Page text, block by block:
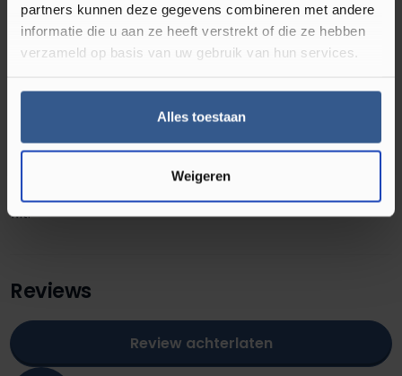
partners kunnen deze gegevens combineren met andere
informatie die u aan ze heeft verstrekt of die ze hebben
verzameld op basis van uw gebruik van hun services.
Alles toestaan
Weigeren
Omschrijving Hoeklijnprofiel 17 mm 1m
Zilver 69301
Maak je laminaatvloer af met een 17 mm aluminium
hoekprofiel. Hoekprofielen zijn in verschillende hoogtes
verkrijgbaar namelijk 4 mm, 10 mm, 17 mm en 20 mm. Dit
profiel is verkrijgbaar in acht verschillende kleuren: RVS,
brons, zilver, RVS geborsteld, zwart, goud, zilver geborsteld en
wit.
Reviews
Review achterlaten